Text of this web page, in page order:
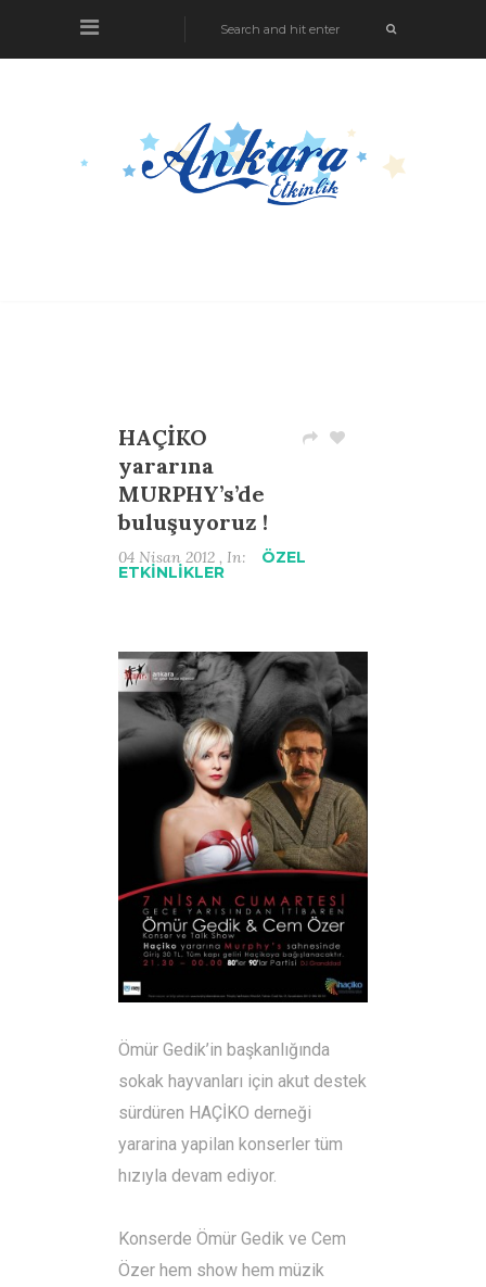
HAÇİKO
yararına
MURPHY’s’de
buluşuyoruz !
04 Nisan 2012 , In: ÖZEL
ETKİNLİKLER
Ömür Gedik’in başkanlığında
sokak hayvanları için akut destek
sürdüren HAÇİKO derneği
yararina yapilan konserler tüm
hızıyla devam ediyor.
Konserde Ömür Gedik ve Cem
Özer hem show hem müzik